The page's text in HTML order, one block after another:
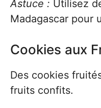
Astuce : Utilisez
Madagascar pour
Cookies aux
Des cookies
fruits confits.